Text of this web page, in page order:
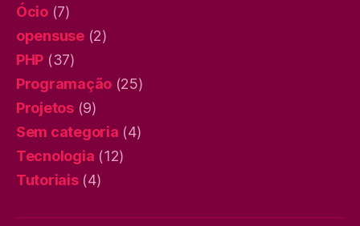
Ócio(7)
opensuse(2)
PHP (37)
Programação (25)
Projetos(9)
Sem categoria (4)
Tecnologia (12)
Tutoriais(4)